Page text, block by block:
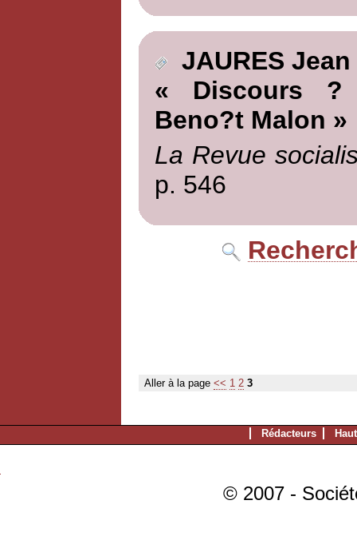
JAURES Jean
« Discours ?
Beno?t Malon »
La Revue
p. 546
Aller à la page << 1 2 3
Rédacteurs
© 2007 -